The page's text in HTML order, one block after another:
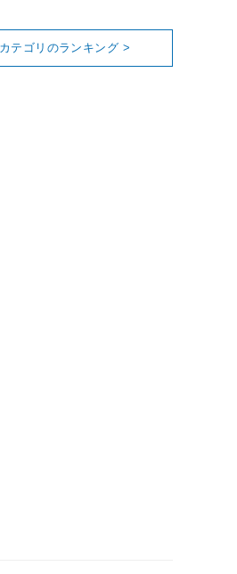
テゴリのランキング >